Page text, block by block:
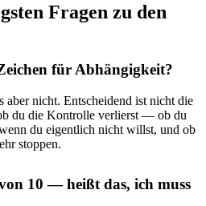
Fragen zu den
für Abhängigkeit?
aber nicht. Entscheidend ist nicht die
du die Kontrolle verlierst — ob du
du eigentlich nicht willst, und ob
stoppen.
10 — heißt das, ich muss